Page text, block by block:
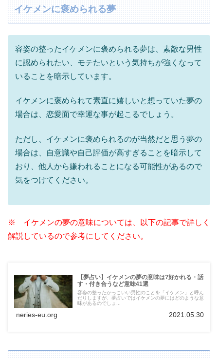
イケメンに褒められる夢
容姿の整ったイケメンに褒められる夢は、素敵な男性
に認められたい、モテたいという気持ちが強くなって
いることを暗示しています。
イケメンに褒められて素直に嬉しいと想っていた夢の
場合は、恋愛面で幸運な事が起こるでしょう。
ただし、イケメンに褒められるのが当然だと思う夢の
場合は、自意識や自己評価が高すぎることを暗示して
おり、他人から嫌われることになる可能性があるので
気をつけてください。
※ イケメンの夢の意味については、以下の記事で詳しく
解説しているので参考にしてください。
【夢占い】イケメンの夢の意味は?好かれる・話
す・付き合うなど意味41選
容姿の整ったかっこいい男性のことを「イケメン」と呼ん
だりしますが、夢占いではイケメンの夢にはどのような意
味があるのでしょ...
neries-eu.org 2021.05.30